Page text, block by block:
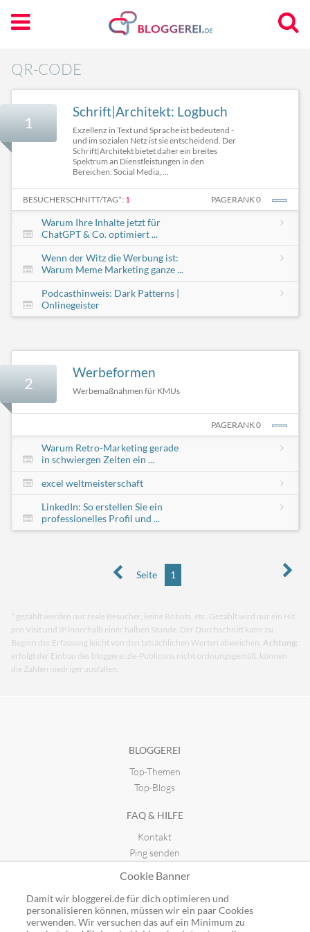
QR-CODE
1
Schrift|Architekt: Logbuch
Exzellenz in Text und Sprache ist bedeutend -
und im sozialen Netz ist sie entscheidend. Der
Schrift|Architekt bietet daher ein breites
Spektrum an Dienstleistungen in den
Bereichen: Social Media, ...
BESUCHERSCHNITT/TAG*: 1 PAGERANK 0
Warum Ihre Inhalte jetzt für
ChatGPT & Co. optimiert ...
Wenn der Witz die Werbung ist:
Warum Meme Marketing ganze ...
Podcasthinweis: Dark Patterns |
Onlinegeister
2
Werbeformen
Werbemaßnahmen für KMUs
PAGERANK 0
Warum Retro-Marketing gerade
in schwiergen Zeiten ein ...
excel weltmeisterschaft
LinkedIn: So erstellen Sie ein
professionelles Profil und ...
Seite 1
* gezählt werden nur reale Besucher, keine Robots, etc. Gezählt wird nur ein Hit
pro Visit und IP innerhalb einer halben Stunde. Der Durchschnitt kann zu
Beginn der Erfassung leicht von den tatsächlichen Werten abweichen. Achtung:
erfolgt der Einbau des bloggerei.de-Publicons nicht ordnungsgemäß, können
die Zahlen niedriger ausfallen.
BLOGGEREI
Top-Themen
Top-Blogs
FAQ & HILFE
Kontakt
Ping senden
GUTSCHEINE
Top-Gutscheine
Cookie Banner
Damit wir bloggerei.de für dich optimieren und
personalisieren können, müssen wir ein paar Cookies
verwenden. Wir versuchen das auf ein Minimum zu